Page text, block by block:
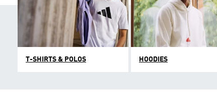
T-SHIRTS & POLOS HOODIES